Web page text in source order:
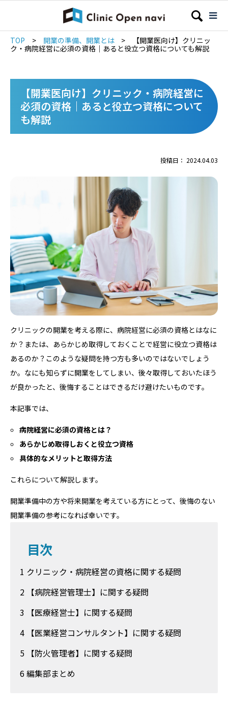
TOP > 開業の準備、開業とは >
【開業医向け】クリニッ
ク・病院経営に必須の資格｜あると役立つ資格についても解説
【開業医向け】クリニック・病院経営に
必須の資格｜あると役立つ資格について
も解説
投稿日： 2024.04.03
クリニックの開業を考える際に、病院経営に必須の資格とはなに
か？または、あらかじめ取得しておくことで経営に役立つ資格は
あるのか？このような疑問を持つ方も多いのではないでしょう
か。なにも知らずに開業をしてしまい、後々取得しておいたほう
が良かったと、後悔することはできるだけ避けたいものです。
本記事では、
病院経営に必須の資格とは？
あらかじめ取得しおくと役立つ資格
具体的なメリットと取得方法
これらについて解説します。
開業準備中の方や将来開業を考えている方にとって、後悔のない
開業準備の参考になれば幸いです。
目次
1 クリニック・病院経営の資格に関する疑問
2 【病院経営管理士】に関する疑問
3 【医療経営士】に関する疑問
4 【医業経営コンサルタント】に関する疑問
5 【防火管理者】に関する疑問
6 編集部まとめ